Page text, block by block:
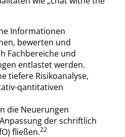
Informationen
bewerten und
Fachbereiche und
entlastet werden.
tiefere Risikoanalyse,
qantitativen
die Neuerungen
der schriftlich
fließen.22